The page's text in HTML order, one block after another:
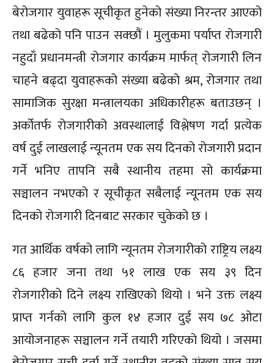
बेरोजगार युवाहरू सूचीकृत हुनेको संख्या निरन्तर आएको
तथा बढेको पनि पाउन सक्छौं । मुलुकमा पर्याप्त रोजगारी
नहुदाँ प्रधानमन्त्री रोजगार कार्यक्रम मार्फत् रोजगारी लिन
चाहने बढ्दा युवाहरूको संख्या बढेको श्रम, रोजगार तथा
सामाजिक सुरक्षा मन्त्रालयका अधिकारीहरू बताउछन् ।
अर्कोतर्फ रोजगारीको अवस्थालाई विश्लेषण गर्दा प्रत्येक
वर्ष दुई लाखलाई न्यूनतम एक सय दिनको रोजगारी प्रदान
गर्ने भनिए तापनि सबै स्थानीय तहमा सो कार्यक्रमा
सञ्चालन नभएको र सूचीकृत सबैलाई न्यूनतम एक सय
दिनको रोजगारी दिनबाट सरकार चुकेको छ ।
गत आर्थिक वर्षको लागि न्यूनतम रोजगारीको राष्ट्रिय लक्ष्य
८६ हजार जना तथा ५१ लाख एक सय ३९ दिन
रोजगारीको दिने लक्ष्य राखिएको थियो । भने उक्त लक्ष्य
प्राप्त गर्नको लागि कुल १४ हजार दुई सय ७८ ओटा
आयोजनाहरू सञ्चालन गर्ने तयारी गरिएको थियो । जसमा